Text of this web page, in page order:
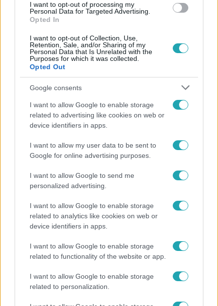
I want to opt-out of processing my
Personal Data for Targeted Advertising.
Opted In
I want to opt-out of Collection, Use,
Retention, Sale, and/or Sharing of my
Personal Data that Is Unrelated with the
Purposes for which it was collected.
Opted Out
Google consents
I want to allow Google to enable storage
related to advertising like cookies on web or
device identifiers in apps.
I want to allow my user data to be sent to
Google for online advertising purposes.
I want to allow Google to send me
personalized advertising.
I want to allow Google to enable storage
related to analytics like cookies on web or
device identifiers in apps.
I want to allow Google to enable storage
related to functionality of the website or app.
I want to allow Google to enable storage
related to personalization.
Ez a 3 népszerű kerti növény akár az ingatlanod
értékét is csökkentheti
13:37